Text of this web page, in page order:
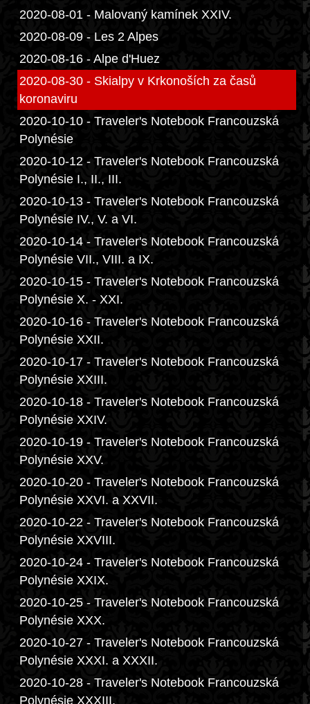
2020-08-01 - Malovaný kamínek XXIV.
2020-08-09 - Les 2 Alpes
2020-08-16 - Alpe d'Huez
2020-08-30 - Skialpy v Krkonoších za časů
koronaviru
2020-10-10 - Traveler's Notebook Francouzská
Polynésie
2020-10-12 - Traveler's Notebook Francouzská
Polynésie I., II., III.
2020-10-13 - Traveler's Notebook Francouzská
Polynésie IV., V. a VI.
2020-10-14 - Traveler's Notebook Francouzská
Polynésie VII., VIII. a IX.
2020-10-15 - Traveler's Notebook Francouzská
Polynésie X. - XXI.
2020-10-16 - Traveler's Notebook Francouzská
Polynésie XXII.
2020-10-17 - Traveler's Notebook Francouzská
Polynésie XXIII.
2020-10-18 - Traveler's Notebook Francouzská
Polynésie XXIV.
2020-10-19 - Traveler's Notebook Francouzská
Polynésie XXV.
2020-10-20 - Traveler's Notebook Francouzská
Polynésie XXVI. a XXVII.
2020-10-22 - Traveler's Notebook Francouzská
Polynésie XXVIII.
2020-10-24 - Traveler's Notebook Francouzská
Polynésie XXIX.
2020-10-25 - Traveler's Notebook Francouzská
Polynésie XXX.
2020-10-27 - Traveler's Notebook Francouzská
Polynésie XXXI. a XXXII.
2020-10-28 - Traveler's Notebook Francouzská
Polynésie XXXIII.